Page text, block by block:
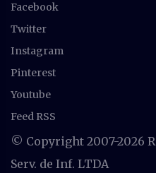
Facebook
Twitter
Instagram
Pinterest
Youtube
Feed RSS
© Copyright 2007-2026
Serv. de Inf. LTDA